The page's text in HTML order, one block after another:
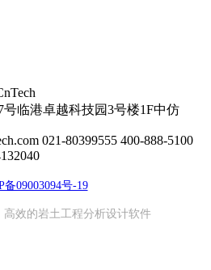
号临港卓越科技园3号楼1F中仿
021-80399555 400-888-5100
备09003094号-19
效的岩土工程分析设计软件